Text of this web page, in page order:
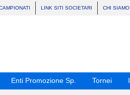
LINK SITI SOCIETARI CHI SIAMO
Enti Promozione Sp. Tornei